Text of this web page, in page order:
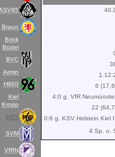
Braun
Brink
Büdel
BVC
Armin
H96II
Kiel
Kropp
MSV
SVM
VfRN
6
4:0 g. VfR
22
0:6 g. KSV Holstein Kiel
4 Sp. o.